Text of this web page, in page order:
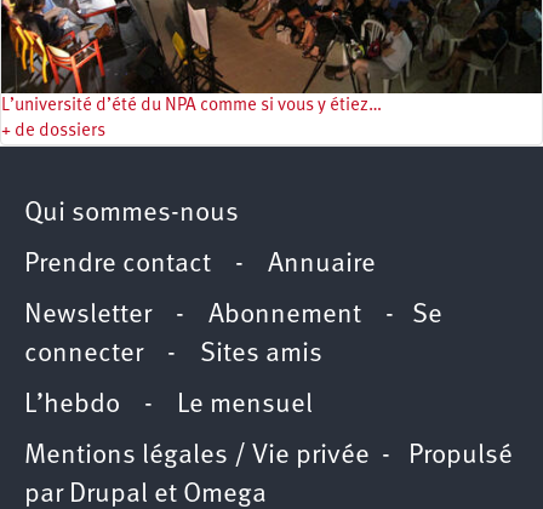
L’université d’été du NPA comme si vous y étiez…
+ de dossiers
Qui sommes-nous
Prendre contact - Annuaire
Newsletter - Abonnement - Se
connecter- Sites amis
L’hebdo - Le mensuel
Mentions légales / Vie privée - Propulsé
par Drupal et Omega